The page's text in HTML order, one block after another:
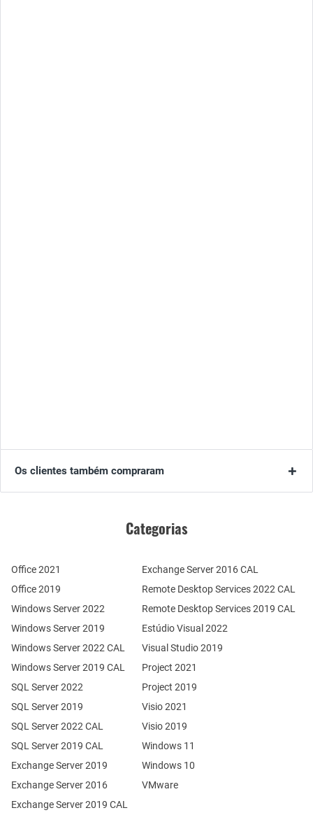
Os clientes também compraram
Categorias
Office 2021
Office 2019
Windows Server 2022
Windows Server 2019
Exchange Server 2019
Exchange Server 2016
SQL Server 2022
SQL Server 2019
Windows Server 2022 CAL
Windows Server 2019 CAL
SQL Server 2022 CAL
SQL Server 2019 CAL
Remote Desktop Services 2022 CAL
Remote Desktop Services 2019 CAL
Exchange Server 2019 CAL
Exchange Server 2016 CAL
Estúdio Visual 2022
Visual Studio 2019
Project 2021
Project 2019
Visio 2021
Visio 2019
Windows 11
Windows 10
VMware